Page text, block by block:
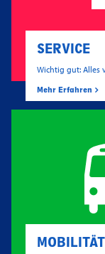
SERVICE
Wichtig gut: Alles
Mehr Erfahren
MOBILITÄT